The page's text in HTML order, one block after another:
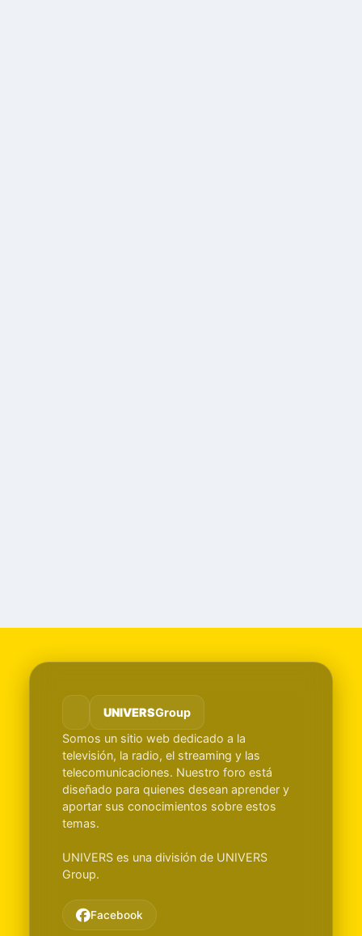
UNIVERSGroup
Somos un sitio web dedicado a la
televisión, la radio, el streaming y las
telecomunicaciones. Nuestro foro está
diseñado para quienes desean aprender y
aportar sus conocimientos sobre estos
temas.
UNIVERS es una división de UNIVERS
Group.
Facebook